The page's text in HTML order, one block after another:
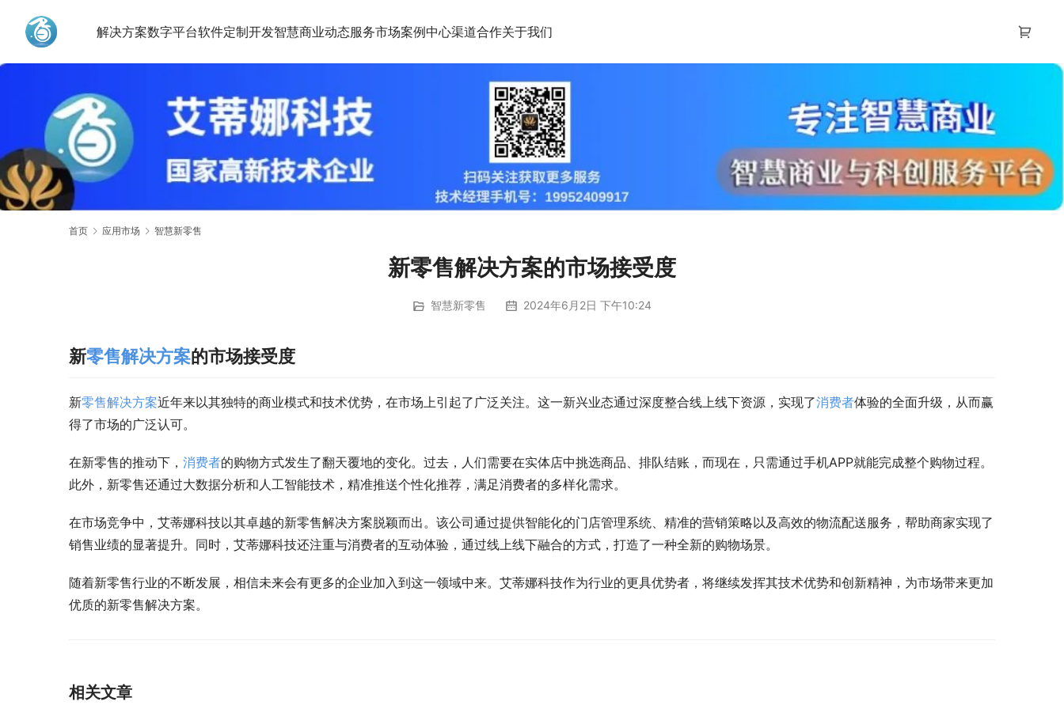
解决方案数字平台软件定制开发智慧商业动态服务市场案例中心渠道合作关于我们
首页 应用市场 智慧新零售
新零售解决方案的市场接受度
智慧新零售 2024年6月2日 下午10:24
新零售解决方案的市场接受度
新零售解决方案近年来以其独特的商业模式和技术优势，在市场上引起了广泛关注。这一新兴业态通过深度整合线上线下资源，实现了消费者体验的全面升级，从而赢
得了市场的广泛认可。
在新零售的推动下， 消费者的购物方式发生了翻天覆地的变化。过去，人们需要在实体店中挑选商品、排队结账，而现在，只需通过手机APP就能完成整个购物过程。
此外，新零售还通过大数据分析和人工智能技术，精准推送个性化推荐，满足消费者的多样化需求。
在市场竞争中，艾蒂娜科技以其卓越的新零售解决方案脱颖而出。该公司通过提供智能化的门店管理系统、精准的营销策略以及高效的物流配送服务，帮助商家实现了
销售业绩的显著提升。同时，艾蒂娜科技还注重与消费者的互动体验，通过线上线下融合的方式，打造了一种全新的购物场景。
随着新零售行业的不断发展，相信未来会有更多的企业加入到这一领域中来。艾蒂娜科技作为行业的更具优势者，将继续发挥其技术优势和创新精神，为市场带来更加
优质的新零售解决方案。
相关文章